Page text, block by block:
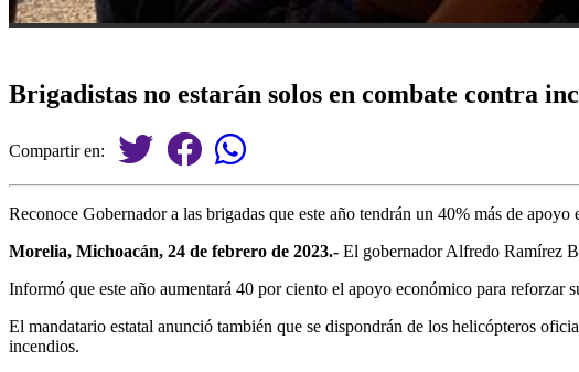
Brigadistas no estarán solos en combate contra
Compartir en:
Reconoce Gobernador a las brigadas que este año tendrán un 40% más de apoyo
Morelia, Michoacán, 24 de febrero de 2023.- El gobernador Alfredo Ramírez
Informó que este año aumentará 40 por ciento el apoyo económico para reforzar
El mandatario estatal anunció también que se dispondrán de los helicópteros
incendios.